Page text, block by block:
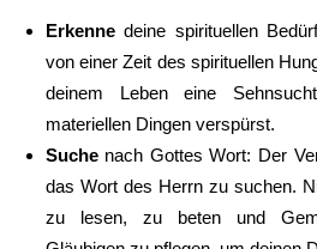
Erkennedeine spirituellen
von einer Zeit des spirituellen
deinem Leben eine
materiellen Dingen verspürst.
Suchenach Gottes Wort: Der
das Wort des Herrn zu suchen.
zu lesen, zu beten und